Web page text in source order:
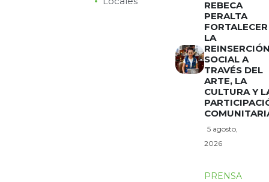
REBECA
PERALTA
FORTALECER
LA
SOCIAL A
TRAVÉS DEL
ARTE, LA
CULTURA Y
5 agosto,
2026
PRENSA